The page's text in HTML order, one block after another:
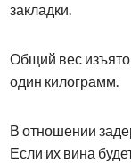
закладки.
Общий вес
один килограмм.
В отношении
Если их вина